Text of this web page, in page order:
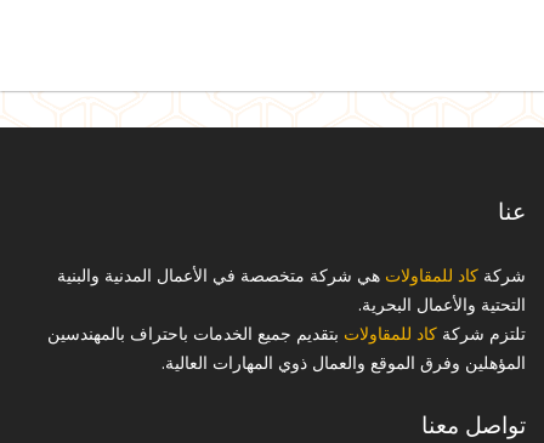
عنا
شركة كاد للمقاولات هي شركة متخصصة في الأعمال المدنية والبنية
التحتية والأعمال البحرية.
تلتزم شركة كاد للمقاولات بتقديم جميع الخدمات باحتراف بالمهندسين
المؤهلين وفرق الموقع والعمال ذوي المهارات العالية.
تواصل معنا